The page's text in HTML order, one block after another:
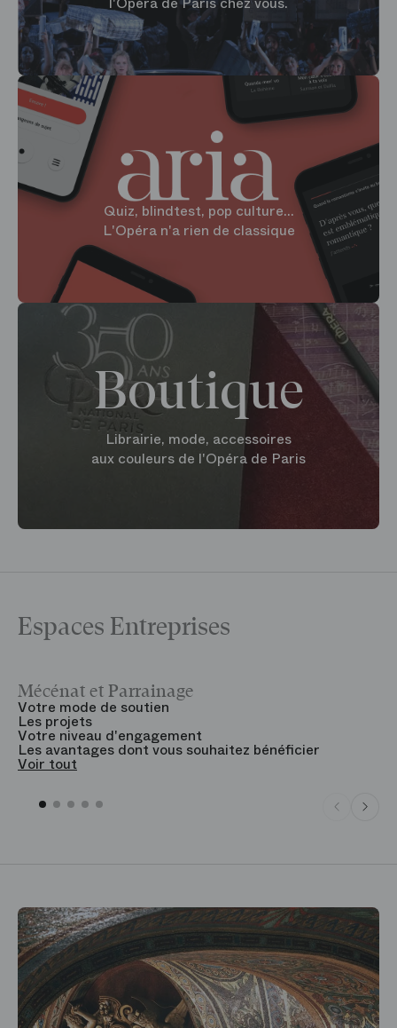
Quiz, blindtest, pop culture...
L'Opéra n'a rien de classique
Boutique
Librairie, mode, accessoires
aux couleurs de l'Opéra de Paris
Espaces Entreprises
Mécénat et Parrainage
Votre mode de soutien
Les projets
Votre niveau d'engagement
Les avantages dont vous souhaitez bénéficier
Voir tout